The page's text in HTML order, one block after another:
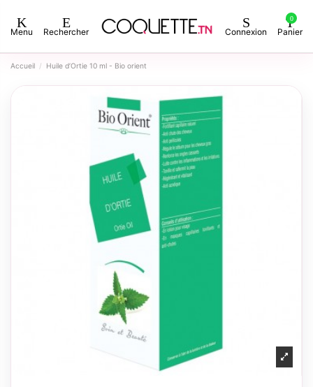
Menu Rechercher Connexion
0
Panier
Accueil Huile d’Ortie 10 ml - Bio orient